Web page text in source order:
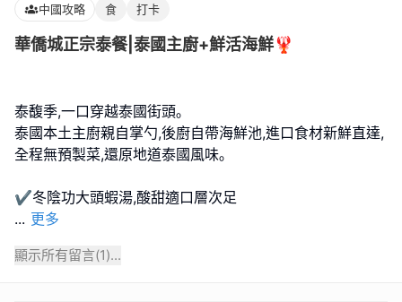
中國攻略 食 打卡
華僑城正宗泰餐|泰國主廚+鮮活海鮮🦞
泰馥季,一口穿越泰國街頭｡
泰國本土主廚親自掌勺,後廚自帶海鮮池,進口食材新鮮直達,
全程無預製菜,還原地道泰國風味｡
... 更多
顯示所有留言(1)...